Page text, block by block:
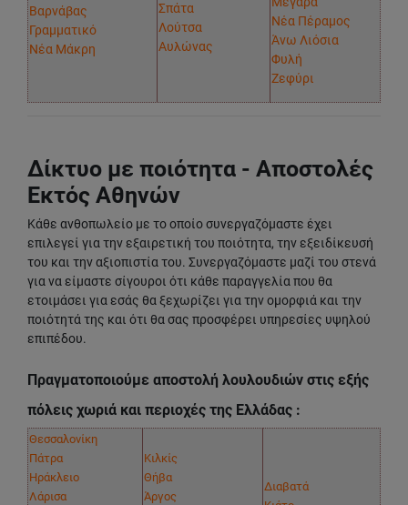
Βαρνάβας
Γραμματικό
Νέα Μάκρη
Σπάτα
Λούτσα
Αυλώνας
Νέα Πέραμος
Άνω Λιόσια
Φυλή
Ζεφύρι
Δίκτυο με ποιότητα - Αποστολές
Εκτός Αθηνών
Κάθε ανθοπωλείο με το οποίο συνεργαζόμαστε έχει
επιλεγεί για την εξαιρετική του ποιότητα, την εξειδίκευσή
του και την αξιοπιστία του. Συνεργαζόμαστε μαζί του στενά
για να είμαστε σίγουροι ότι κάθε παραγγελία που θα
ετοιμάσει για εσάς θα ξεχωρίζει για την ομορφιά και την
ποιότητά της και ότι θα σας προσφέρει υπηρεσίες υψηλού
επιπέδου.
Πραγματοποιούμε αποστολή λουλουδιών στις εξής
πόλεις χωριά και περιοχές της Ελλάδας :
Θεσσαλονίκη
Πάτρα
Ηράκλειο
Λάρισα
Κιλκίς
Θήβα
Άργος
Διαβατά